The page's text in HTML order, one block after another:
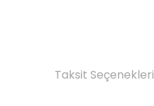
Taksit Seçenekleri